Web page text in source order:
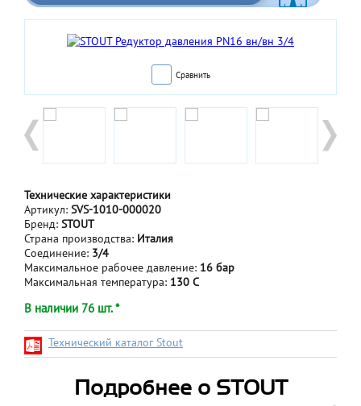
Сравнить
Технические характеристики
Артикул: SVS-1010-000020
Бренд: STOUT
Страна производства: Италия
Соединение: 3/4
Максимальное рабочее давление: 16 бар
Максимальная температура: 130 С
В наличии 76 шт. *
Технический каталог Stout
Подробнее о STOUT